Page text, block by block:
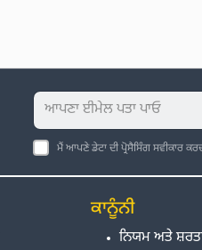
ਮੈਂ ਆਪਣੇ ਡੇਟਾ ਦੀ ਪ੍ਰੋਸੈਸਿੰਗ ਸਵੀਕਾਰ
ਕਾਨੂੰਨੀ
ਨਿਯਮ ਅਤੇ